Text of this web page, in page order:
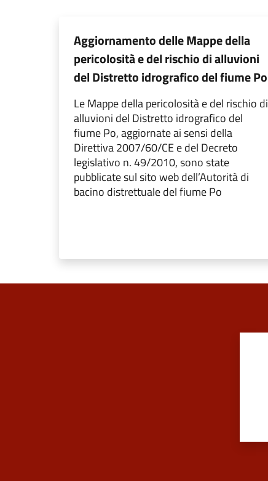
Aggiornamento delle Mappe della
pericolosità e del rischio di alluvioni
del Distretto idrografico del fiume Po
Le Mappe della pericolosità e del rischio di
alluvioni del Distretto idrografico del
fiume Po, aggiornate ai sensi della
Direttiva 2007/60/CE e del Decreto
legislativo n. 49/2010, sono state
pubblicate sul sito web dell’Autorità di
bacino distrettuale del fiume Po